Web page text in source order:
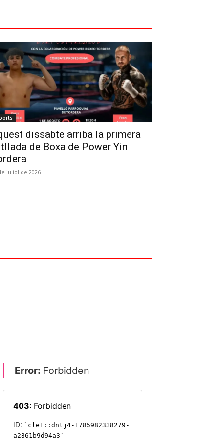
dissabte arriba la primera
de Boxa de Power Yin
juliol de 2026